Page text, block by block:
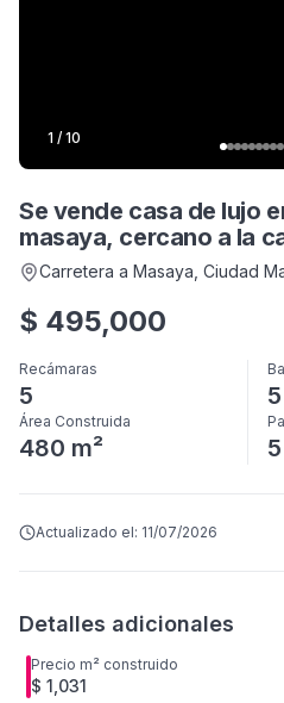
1 / 10
Se vende casa de lujo
masaya, cercano a la
Carretera a Masaya , Ciudad
$ 495,000
Recámaras
5 5
Área Construida
480 m² 5
Actualizado el: 11/07/2026
Detalles adicionales
Precio m² construido
$ 1,031